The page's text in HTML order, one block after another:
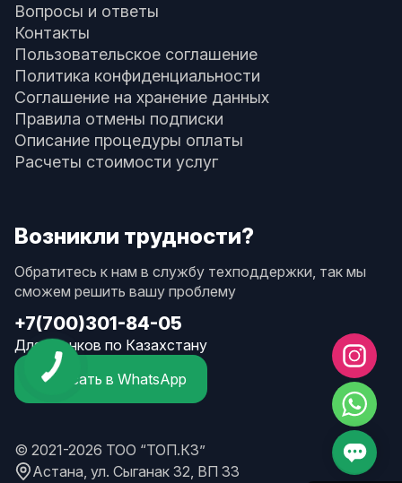
Вопросы и ответы
Контакты
Пользовательское соглашение
Политика конфиденциальности
Соглашение на хранение данных
Правила отмены подписки
Описание процедуры оплаты
Расчеты стоимости услуг
Возникли трудности?
Обратитесь к нам в службу техподдержки, так мы
сможем решить вашу проблему
+7(700)301-84-05
Для звонков по Казахстану
Написать в WhatsApp
© 2021-2026 ТОО “ТОП.КЗ”
Астана, ул. Сыганак 32, ВП 33